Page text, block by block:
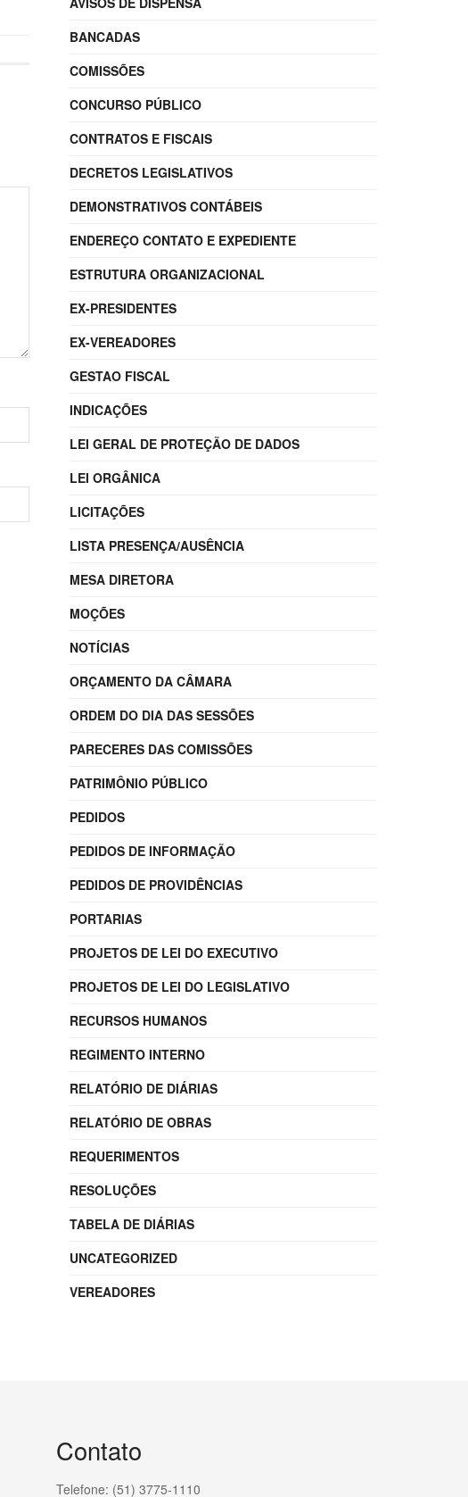
BANCADAS
COMISSÕES
CONCURSO PÚBLICO
CONTRATOS E FISCAIS
DECRETOS LEGISLATIVOS
DEMONSTRATIVOS CONTÁBEIS
ENDEREÇO CONTATO E EXPEDIENTE
ESTRUTURA ORGANIZACIONAL
EX-PRESIDENTES
EX-VEREADORES
GESTAO FISCAL
INDICAÇÕES
LEI GERAL DE PROTEÇÃO DE DADOS
LEI ORGÂNICA
LICITAÇÕES
LISTA PRESENÇA/AUSÊNCIA
MESA DIRETORA
MOÇÕES
NOTÍCIAS
ORÇAMENTO DA CÂMARA
ORDEM DO DIA DAS SESSÕES
PARECERES DAS COMISSÕES
PATRIMÔNIO PÚBLICO
PEDIDOS
PEDIDOS DE INFORMAÇÃO
PEDIDOS DE PROVIDÊNCIAS
PORTARIAS
PROJETOS DE LEI DO EXECUTIVO
PROJETOS DE LEI DO LEGISLATIVO
RECURSOS HUMANOS
REGIMENTO INTERNO
RELATÓRIO DE DIÁRIAS
RELATÓRIO DE OBRAS
REQUERIMENTOS
RESOLUÇÕES
TABELA DE DIÁRIAS
UNCATEGORIZED
VEREADORES
Contato
Telefone: (51) 3775-1110